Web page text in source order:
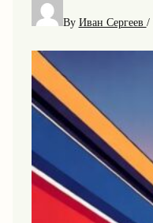
By Иван Сергеев /